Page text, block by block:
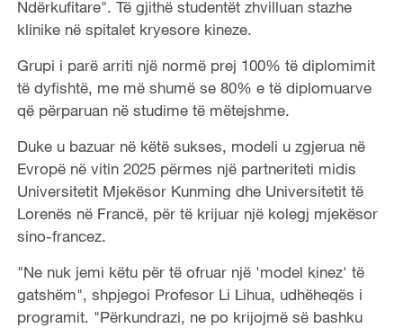
Ndërkufitare". Të gjithë studentët zhvilluan stazhe
klinike në spitalet kryesore kineze.
Grupi i parë arriti një normë prej 100% të diplomimit
të dyfishtë, me më shumë se 80% e të diplomuarve
që përparuan në studime të mëtejshme.
Duke u bazuar në këtë sukses, modeli u zgjerua në
Evropë në vitin 2025 përmes një partneriteti midis
Universitetit Mjekësor Kunming dhe Universitetit të
Lorenës në Francë, për të krijuar një kolegj mjekësor
sino-francez.
"Ne nuk jemi këtu për të ofruar një 'model kinez' të
gatshëm", shpjegoi Profesor Li Lihua, udhëheqës i
programit. "Përkundrazi, ne po krijojmë së bashku